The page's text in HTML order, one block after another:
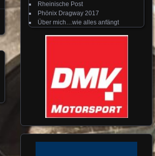
Rheinische Post
Phönix Dragway 2017
Über mich…wie alles anfängt